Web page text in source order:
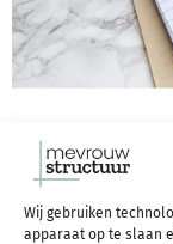
Wij gebruiken
apparaat op te slaan
Prioriteiten… je
Of je hoort het